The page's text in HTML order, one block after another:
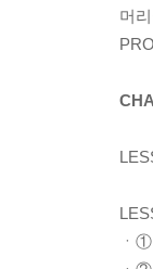
머
ㆍ